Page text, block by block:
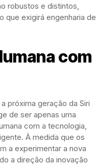
robustos e distintos,
que exigirá engenharia de
com
próxima geração da Siri
de ser apenas uma
com a tecnologia,
À medida que os
a experimentar a nova
a direção da inovação